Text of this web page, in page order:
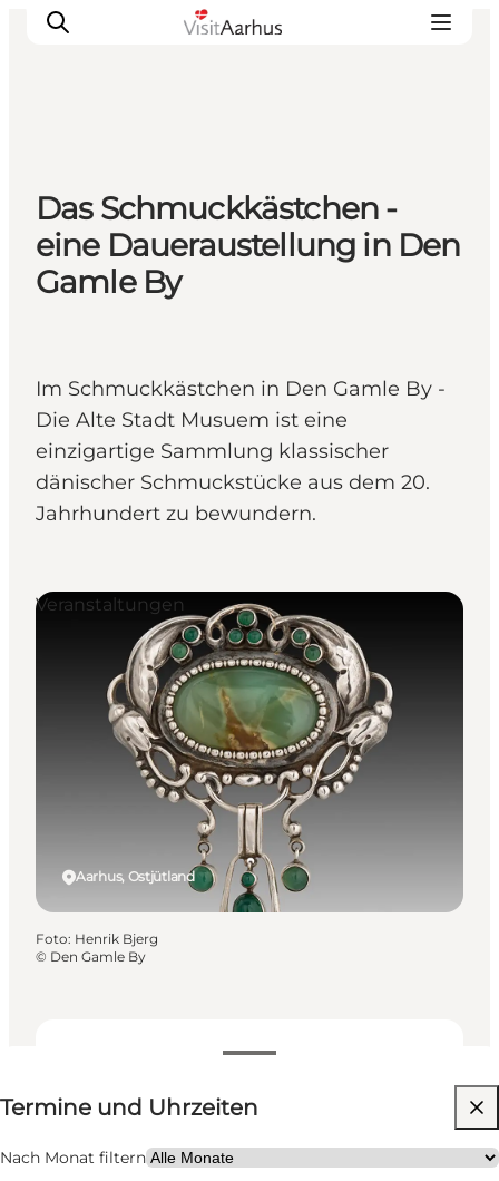
Sehen und erleben
Veranstaltungen
Städte und Regionen
Reiseplanung
Das Schmuckkästchen -
eine Daueraustellung in Den
Gamle By
Im Schmuckkästchen in Den Gamle By -
Die Alte Stadt Musuem ist eine
einzigartige Sammlung klassischer
dänischer Schmuckstücke aus dem 20.
Jahrhundert zu bewundern.
Termine und Uhrzeiten
Termine und Uhrzeiten
Nach Monat filtern
Website besuchen
Freunde, Mein Partner
Aarhus, Ostjütland
Veranstaltungen
Foto: Henrik Bjerg
© Den Gamle By